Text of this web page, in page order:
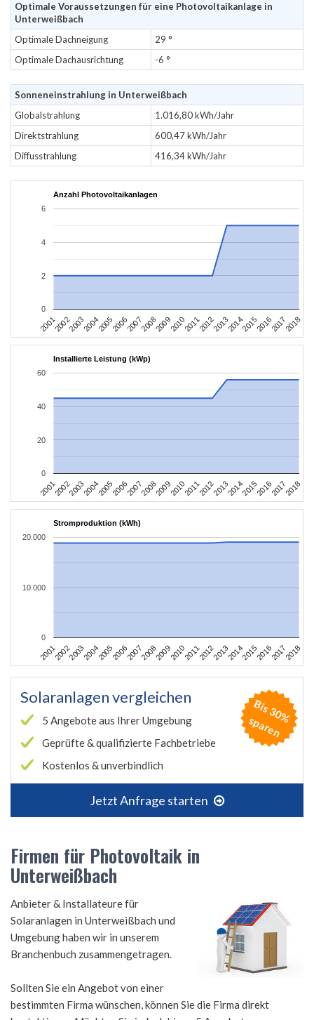
Optimale Voraussetzungen für eine Photovoltaikanlage in
Unterweißbach
Optimale Dachneigung
29 °
Optimale Dachausrichtung
-6 °
Sonneneinstrahlung in Unterweißbach
Globalstrahlung
1.016,80 kWh/Jahr
Direktstrahlung
600,47 kWh/Jahr
Diffusstrahlung
416,34 kWh/Jahr
Anzahl Photovoltaikanlagen
200120022003200420052006200720082009201020112012201320142015201620172018
0
2
4
6
Installierte Leistung (kWp)
200120022003200420052006200720082009201020112012201320142015201620172018
0
20
40
60
Stromproduktion (kWh)
200120022003200420052006200720082009201020112012201320142015201620172018
0
10.000
20.000
Solaranlagen vergleichen
5 Angebote aus Ihrer Umgebung
Geprüfte & qualifizierte Fachbetriebe
Kostenlos & unverbindlich
Jetzt Anfrage starten
B
is
3
0
%
s
p
a
r
e
n
Firmen für Photovoltaik in
Unterweißbach
Anbieter & Installateure für
Solaranlagen in Unterweißbach und
Umgebung haben wir in unserem
Branchenbuch zusammengetragen.
Sollten Sie ein Angebot von einer
bestimmten Firma wünschen, können Sie die Firma direkt